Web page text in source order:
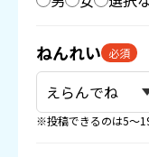
ねんれい 必須
※投稿できるのは5〜